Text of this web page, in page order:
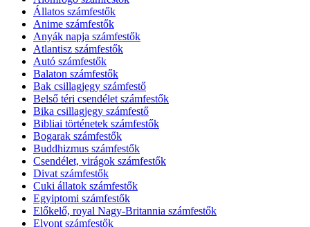
Állatos számfestők
Anime számfestők
Anyák napja számfestők
Atlantisz számfestők
Autó számfestők
Balaton számfestők
Bak csillagjegy számfestő
Belső téri csendélet számfestők
Bika csillagjegy számfestő
Bibliai történetek számfestők
Bogarak számfestők
Buddhizmus számfestők
Csendélet, virágok számfestők
Divat számfestők
Cuki állatok számfestők
Egyiptomi számfestők
Előkelő, royal Nagy-Britannia számfestők
Elvont számfestők